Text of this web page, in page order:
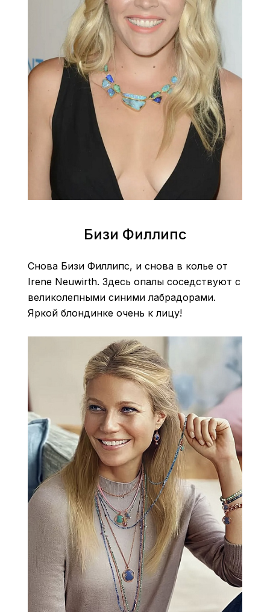
Бизи Филлипс
Снова Бизи Филлипс, и снова в колье от
Irene Neuwirth. Здесь опалы соседствуют с
великолепными синими лабрадорами.
Яркой блондинке очень к лицу!